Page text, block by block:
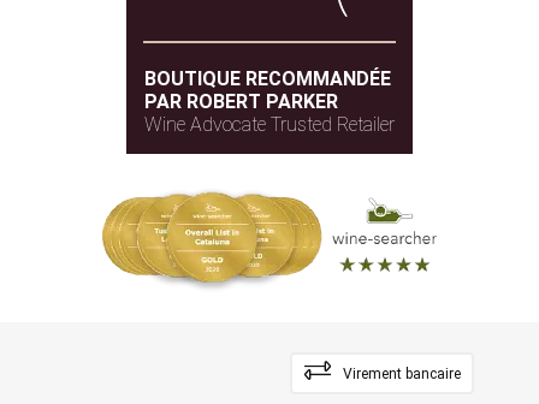
BOUTIQUE RECOMMANDÉE
PAR ROBERT PARKER
Wine Advocate Trusted Retailer
Virement bancaire